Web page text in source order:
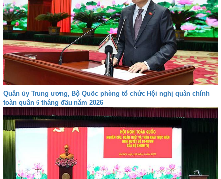
Quân ủy Trung ương, Bộ Quốc phòng tổ chức Hội nghị quân chính
toàn quân 6 tháng đầu năm 2026